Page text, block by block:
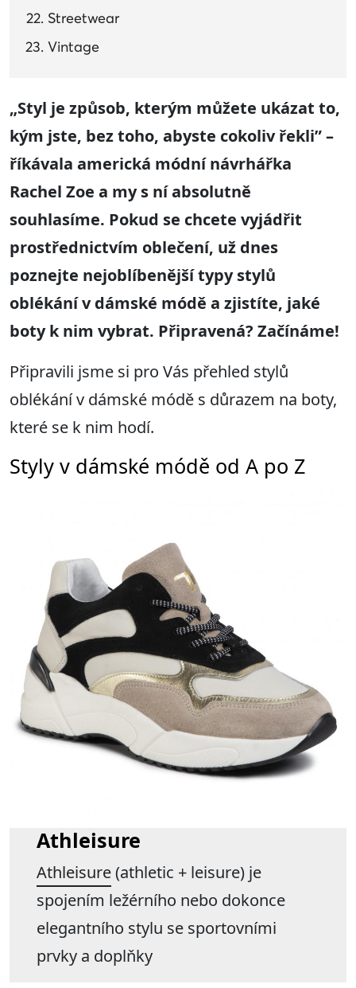
Streetwear
Vintage
„Styl je způsob, kterým můžete ukázat to,
kým jste, bez toho, abyste cokoliv řekli” –
říkávala americká módní návrhářka
Rachel Zoe a my s ní absolutně
souhlasíme. Pokud se chcete vyjádřit
prostřednictvím oblečení, už dnes
poznejte nejoblíbenější typy stylů
oblékání v dámské módě a zjistíte, jaké
boty k nim vybrat. Připravená? Začínáme!
Připravili jsme si pro Vás přehled stylů
oblékání v dámské módě s důrazem na boty,
které se k nim hodí.
Styly v dámské módě od A po Z
Athleisure
Athleisure(athletic + leisure) je
spojením ležérního nebo dokonce
elegantního stylu se sportovními
prvky a doplňky